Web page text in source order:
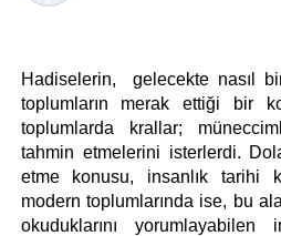
Hadiselerin,  gelecekte nasıl
toplumların merak ettiği bir
toplumlarda krallar;
tahmin etmelerini isterlerdi.
etme konusu, insanlık tarihi
modern toplumlarında ise, bu
okuduklarını yorumlayabilen